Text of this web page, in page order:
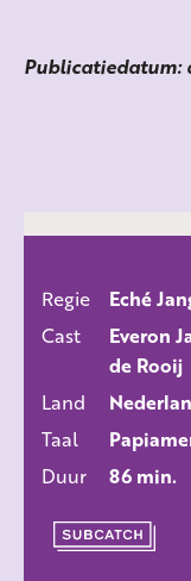
Publicatiedatum:
Regie
Eché
Cast
Everon
de Rooij
Land
Taal
Duur
86 min.